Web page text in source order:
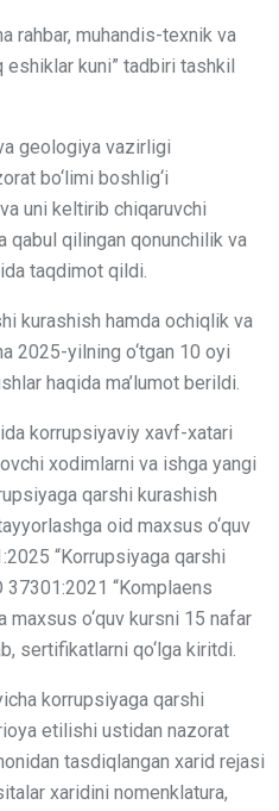
rahbar, muhandis-texnik va
kuni” tadbiri tashkil
geologiya vazirligi
bo‘limi boshlig‘i
uni keltirib chiqaruvchi
qabul qilingan qonunchilik va
taqdimot qildi.
kurashish hamda ochiqlik va
2025-yilning o‘tgan 10 oyi
haqida ma’lumot berildi.
korrupsiyaviy xavf-xatari
xodimlarni va ishga yangi
qarshi kurashish
oid maxsus o‘quv
“Korrupsiyaga qarshi
37301:2021 “Komplaens
maxsus o‘quv kursni 15 nafar
sertifikatlarni qo‘lga kiritdi.
korrupsiyaga qarshi
etilishi ustidan nazorat
tasdiqlangan xarid rejasi
xaridini nomenklatura,